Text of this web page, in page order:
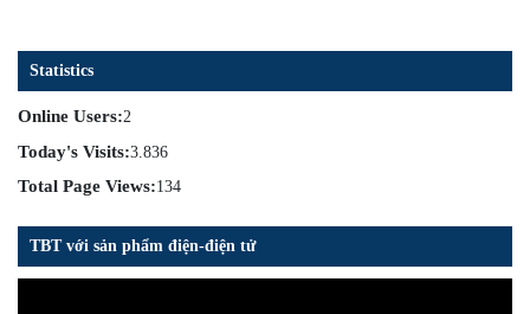
Statistics
Online Users:2
Today's Visits:3.836
Total Page Views:134
TBT với sản phẩm điện-điện tử